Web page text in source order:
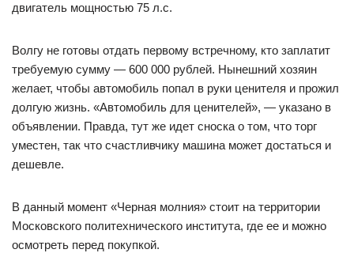
двигатель мощностью 75 л.с.
Волгу не готовы отдать первому встречному, кто заплатит
требуемую сумму — 600 000 рублей. Нынешний хозяин
желает, чтобы автомобиль попал в руки ценителя и прожил
долгую жизнь. «Автомобиль для ценителей», — указано в
объявлении. Правда, тут же идет сноска о том, что торг
уместен, так что счастливчику машина может достаться и
дешевле.
В данный момент «Черная молния» стоит на территории
Московского политехнического института, где ее и можно
осмотреть перед покупкой.